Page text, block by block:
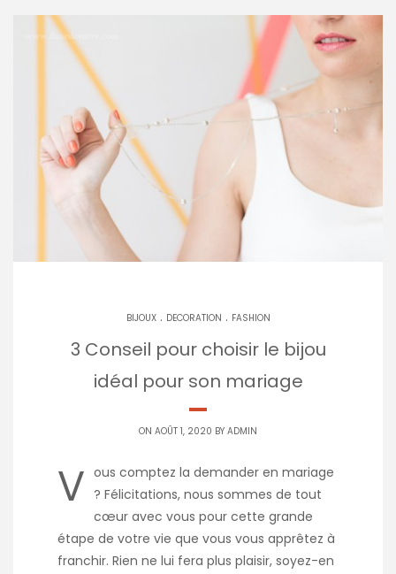
BIJOUX. DECORATION . FASHION
3 Conseil pour choisir le bijou
idéal pour son mariage
ON AOÛT 1, 2020 BY ADMIN
V ous comptez la demander en mariage
? Félicitations, nous sommes de tout
cœur avec vous pour cette grande
étape de votre vie que vous vous apprêtez à
franchir. Rien ne lui fera plus plaisir, soyez-en